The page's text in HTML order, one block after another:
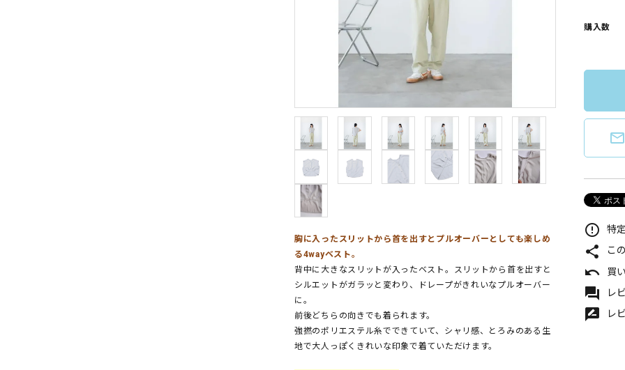
胸に入ったスリットから首を出すとプルオーバーとしても楽しめ
る4wayベスト。
背中に大きなスリットが入ったベスト。スリットから首を出すと
シルエットがガラッと変わり、ドレープがきれいなプルオーバー
に。
前後どちらの向きでも着られます。
強撚のポリエステル糸でできていて、シャリ感、とろみのある生
地で大人っぽくきれいな印象で着ていただけます。
購入数
mail_outline
error_outline 特
share こ
undo 買
forum レ
rate_review レ